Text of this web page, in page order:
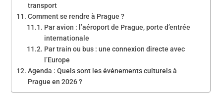
transport
Comment se rendre à Prague ?
Par avion : l’aéroport de Prague, porte d’entrée
internationale
Par train ou bus : une connexion directe avec
l’Europe
Agenda : Quels sont les événements culturels à
Prague en 2026 ?